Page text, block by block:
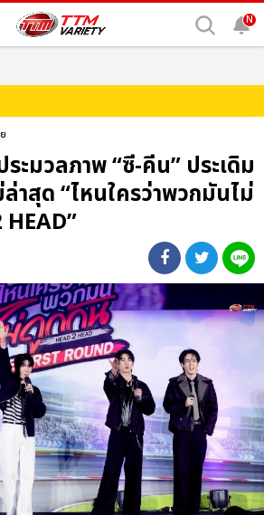
N
ะมวลภาพ “ซี-คีน” ประเดิม
าสุด “ไหนใครว่าพวกมันไม่